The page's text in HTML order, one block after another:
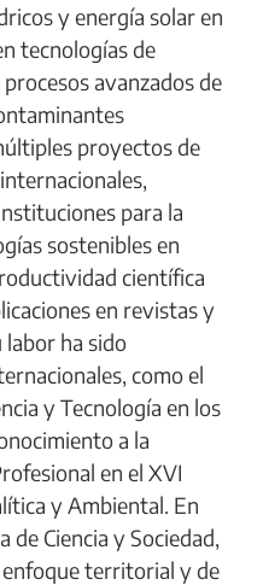
y energía solar en
tecnologías de
avanzados de
proyectos de
para la
sostenibles en
científica
en revistas y
ha sido
como el
y Tecnología en los
a la
en el XVI
y Ambiental. En
de Ciencia y Sociedad,
territorial y de